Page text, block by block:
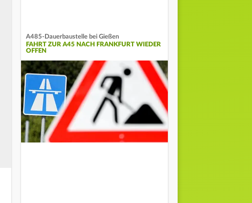
A485-Dauerbaustelle bei Gießen
FAHRT ZUR A45 NACH FRANKFURT WIEDER
OFFEN